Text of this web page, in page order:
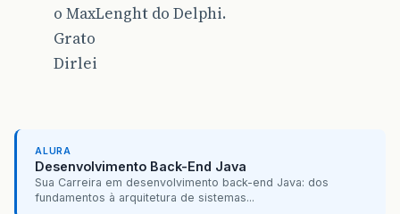
o MaxLenght do Delphi.
Grato
Dirlei
ALURA
Desenvolvimento Back-End Java
Sua Carreira em desenvolvimento back-end Java: dos
fundamentos à arquitetura de sistemas...